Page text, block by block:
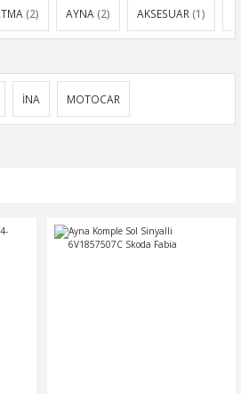
(2) AYNA (2) AKSESUAR (1)
İNA MOTOCAR